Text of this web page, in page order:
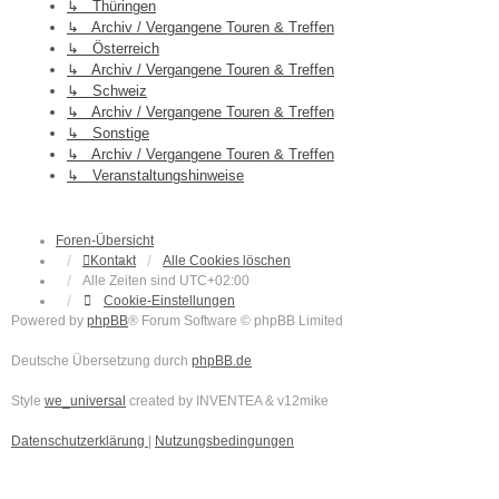
↳ Thüringen
↳ Archiv / Vergangene Touren & Treffen
↳ Österreich
↳ Archiv / Vergangene Touren & Treffen
↳ Schweiz
↳ Archiv / Vergangene Touren & Treffen
↳ Sonstige
↳ Archiv / Vergangene Touren & Treffen
↳ Veranstaltungshinweise
Foren-Übersicht
Kontakt
Alle Cookies löschen
Alle Zeiten sind UTC+02:00
Cookie-Einstellungen
Powered by phpBB® Forum Software © phpBB Limited
Deutsche Übersetzung durch phpBB.de
Style we_universal created by INVENTEA & v12mike
Datenschutzerklärung Nutzungsbedingungen